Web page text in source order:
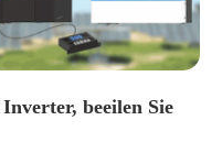
beeilen Sie